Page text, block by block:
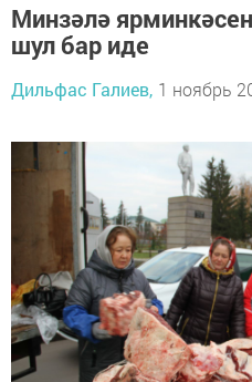
Минзәлә
шул бар иде
Дильфас Галиев, 1 ноябрь